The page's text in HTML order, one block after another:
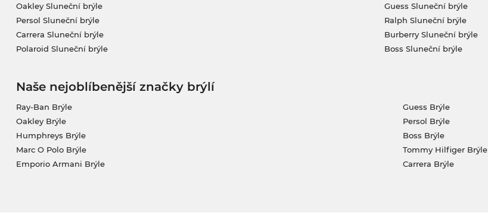
Oakley Sluneční brýle
Persol Sluneční brýle
Carrera Sluneční brýle
Polaroid Sluneční brýle
Guess Sluneční brýle
Ralph Sluneční brýle
Burberry Sluneční brýle
Boss Sluneční brýle
Naše nejoblíbenější značky brýlí
Ray-Ban Brýle
Oakley Brýle
Humphreys Brýle
Marc O Polo Brýle
Emporio Armani Brýle
Guess Brýle
Persol Brýle
Boss Brýle
Tommy Hilfiger Brýle
Carrera Brýle